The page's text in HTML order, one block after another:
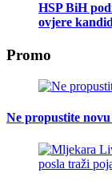
HSP BiH
ovjere
Promo
Ne propustite novu